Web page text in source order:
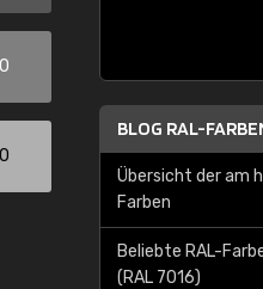
BLOG RAL-
Übersicht der am
Farben
Beliebte RAL-
(RAL 7016)